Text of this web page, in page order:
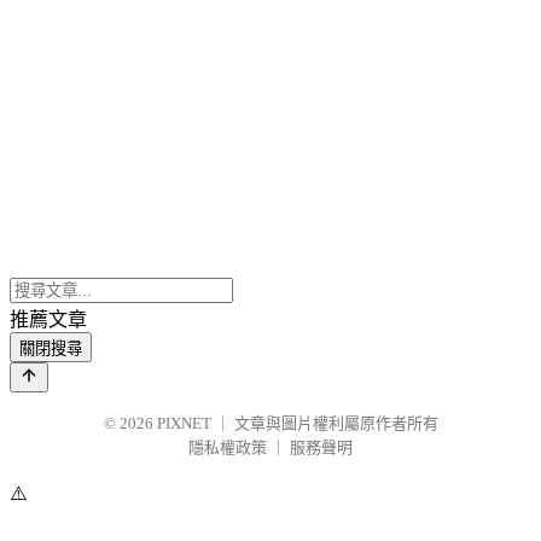
推薦文章
關閉搜尋
© 2026 PIXNET
文章與圖片權利屬原作者所有
隱私權政策
服務聲明
⚠️